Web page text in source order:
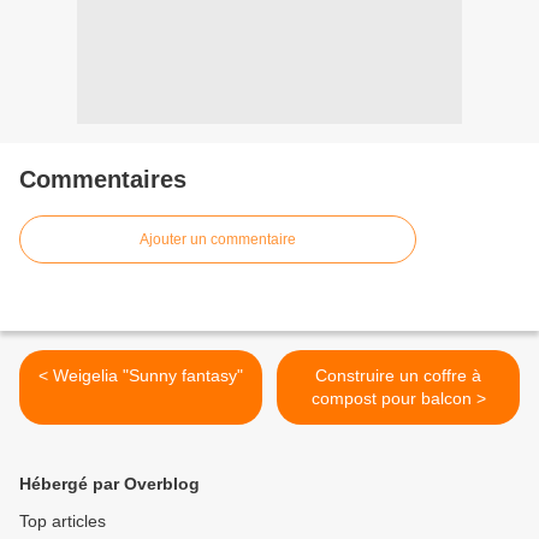
Commentaires
Ajouter un commentaire
< Weigelia "Sunny fantasy"
Construire un coffre à
compost pour balcon >
Hébergé par Overblog
Top articles